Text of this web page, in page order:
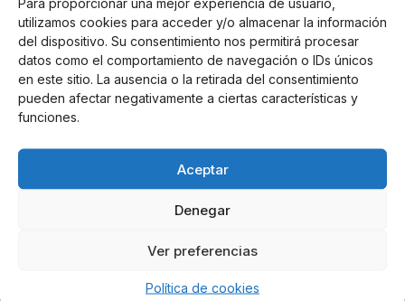
utilizamos cookies para acceder y/o almacenar la información
del dispositivo. Su consentimiento nos permitirá procesar
datos como el comportamiento de navegación o IDs únicos
en este sitio. La ausencia o la retirada del consentimiento
pueden afectar negativamente a ciertas características y
funciones.
Aceptar
Denegar
Ver preferencias
Política de cookies
J. C. RUBIO
malogrados Marqueses de Urquijo,
asesinados en 1980
El empresario, que residía desde hace años en Panamá, ha
Noticias relacionadas